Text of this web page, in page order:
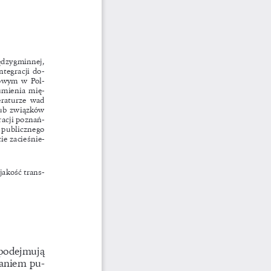
do-
w Pol-
mię-
wad
związków
poznań-
zacieśnie-
trans-
pu-